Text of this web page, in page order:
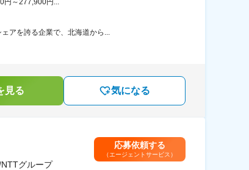
アを誇る企業で、北海道から...
見る 気になる
グループ
応募依頼する
（エージェントサービス）